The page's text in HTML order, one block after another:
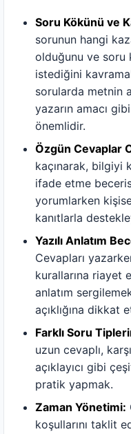
Soru Kökünü ve
sorunun hangi
olduğunu ve soru
istediğini
sorularda metnin
yazarın amacı
önemlidir.
Özgün Cevaplar
kaçınarak, bilgiyi
ifade etme
yorumlarken
kanıtlarla
Yazılı Anlatım
Cevapları
kurallarına riayet
anlatım
açıklığına dikkat
Farklı Soru
uzun cevaplı,
açıklayıcı gibi
pratik yapmak.
Zaman Yönetimi:
koşullarını taklit